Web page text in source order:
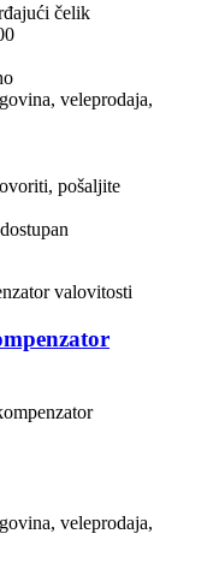
čelik
veleprodaja,
pošaljite
veleprodaja,